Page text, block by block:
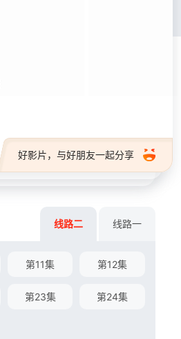
好影片，与好朋友一起分享
线路二 线路一
第11集 第12集
第23集 第24集